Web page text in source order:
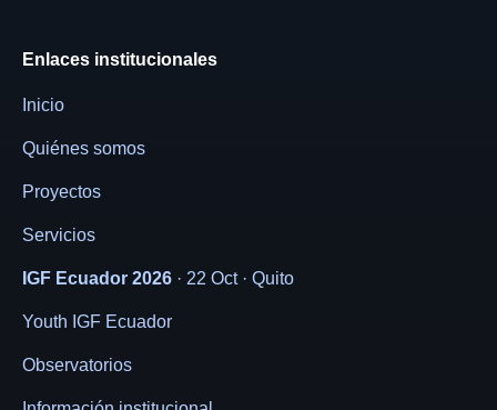
Enlaces institucionales
Inicio
Quiénes somos
Proyectos
Servicios
IGF Ecuador 2026 · 22 Oct · Quito
Youth IGF Ecuador
Observatorios